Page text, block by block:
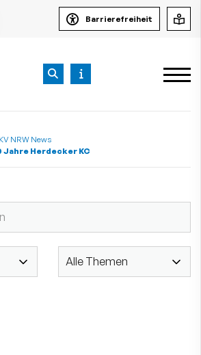
Barrierefreiheit
KV NRW News
Herdecker KC